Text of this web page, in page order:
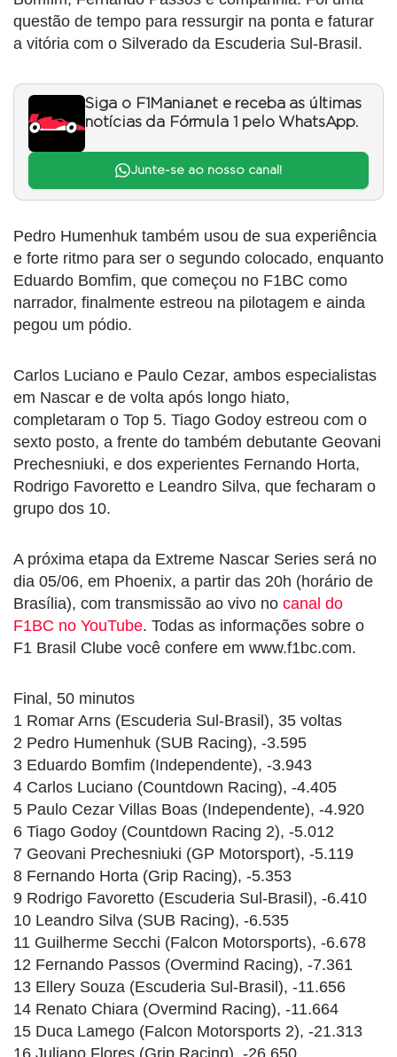
questão de tempo para ressurgir na ponta e faturar
a vitória com o Silverado da Escuderia Sul-Brasil.
Siga o F1Mania.net e receba as últimas
notícias da Fórmula 1 pelo WhatsApp.
Junte-se ao nosso canal!
Pedro Humenhuk também usou de sua experiência
e forte ritmo para ser o segundo colocado, enquanto
Eduardo Bomfim, que começou no F1BC como
narrador, finalmente estreou na pilotagem e ainda
pegou um pódio.
Carlos Luciano e Paulo Cezar, ambos especialistas
em Nascar e de volta após longo hiato,
completaram o Top 5. Tiago Godoy estreou com o
sexto posto, a frente do também debutante Geovani
Prechesniuki, e dos experientes Fernando Horta,
Rodrigo Favoretto e Leandro Silva, que fecharam o
grupo dos 10.
A próxima etapa da Extreme Nascar Series será no
dia 05/06, em Phoenix, a partir das 20h (horário de
Brasília), com transmissão ao vivo no canal do
F1BC no YouTube. Todas as informações sobre o
F1 Brasil Clube você confere em www.f1bc.com.
Final, 50 minutos
1 Romar Arns (Escuderia Sul-Brasil), 35 voltas
2 Pedro Humenhuk (SUB Racing), -3.595
3 Eduardo Bomfim (Independente), -3.943
4 Carlos Luciano (Countdown Racing), -4.405
5 Paulo Cezar Villas Boas (Independente), -4.920
6 Tiago Godoy (Countdown Racing 2), -5.012
7 Geovani Prechesniuki (GP Motorsport), -5.119
8 Fernando Horta (Grip Racing), -5.353
9 Rodrigo Favoretto (Escuderia Sul-Brasil), -6.410
10 Leandro Silva (SUB Racing), -6.535
11 Guilherme Secchi (Falcon Motorsports), -6.678
12 Fernando Passos (Overmind Racing), -7.361
13 Ellery Souza (Escuderia Sul-Brasil), -11.656
14 Renato Chiara (Overmind Racing), -11.664
15 Duca Lamego (Falcon Motorsports 2), -21.313
16 Juliano Flores (Grip Racing), -26.650